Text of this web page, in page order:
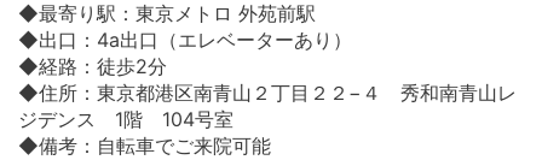
◆最寄り駅：東京メトロ 外苑前駅
◆出口：4a出口（エレベーターあり）
◆経路：徒歩2分
◆住所：東京都港区南青山２丁目２２−４ 秀和南青山レ
ジデンス 1階 104号室
◆備考：自転車でご来院可能